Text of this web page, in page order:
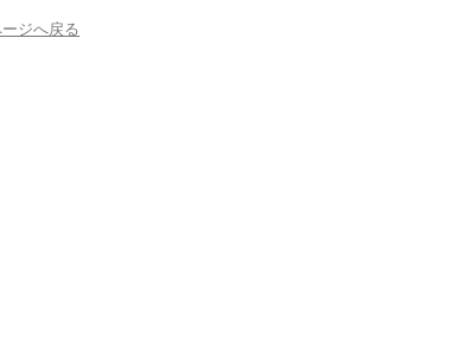
ージへ戻る